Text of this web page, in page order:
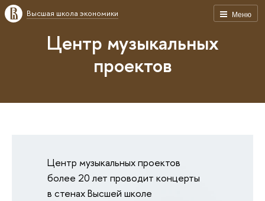
Меню
Высшая школа экономики
Центр музыкальных
проектов
Центр музыкальных проектов
более 20 лет проводит концерты
в стенах Высшей школе